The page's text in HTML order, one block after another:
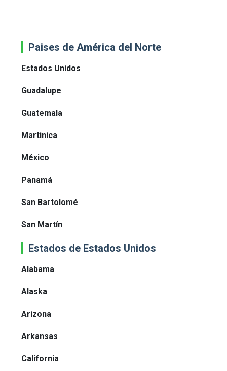
Paises de América del Norte
Estados Unidos
Guadalupe
Guatemala
Martinica
México
Panamá
San Bartolomé
San Martín
Estados de Estados Unidos
Alabama
Alaska
Arizona
Arkansas
California